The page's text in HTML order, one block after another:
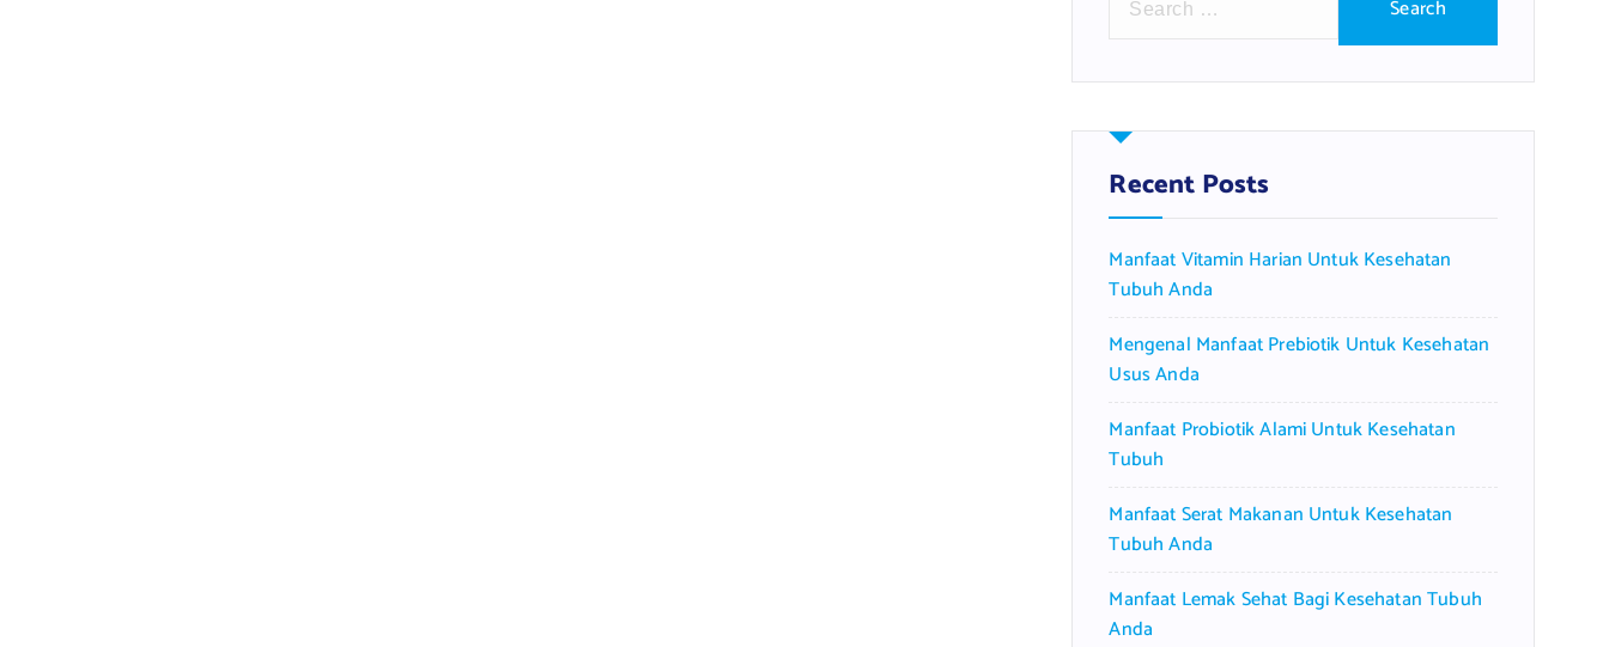
r
h
f
o
:
Recent Posts
Manfaat Vitamin Harian Untuk Kesehatan
Tubuh Anda
Mengenal Manfaat Prebiotik Untuk Kesehatan
Usus Anda
Manfaat Probiotik Alami Untuk Kesehatan
Tubuh
Manfaat Serat Makanan Untuk Kesehatan
Tubuh Anda
Manfaat Lemak Sehat Bagi Kesehatan Tubuh
Anda